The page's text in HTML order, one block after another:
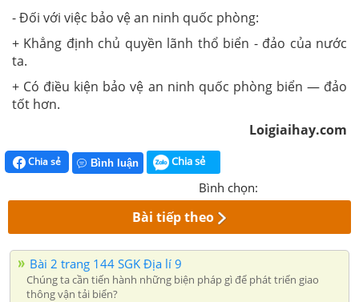
- Đối với việc bảo vệ an ninh quốc phòng:
+ Khẳng định chủ quyền lãnh thổ biển - đảo của nước
ta.
+ Có điều kiện bảo vệ an ninh quốc phòng biển — đảo
tốt hơn.
Loigiaihay.com
Chia sẻ Bình luận Chia sẻ
Bình chọn:
Bài tiếp theo
Bài 2 trang 144 SGK Địa lí 9
Chúng ta cần tiến hành những biện pháp gì để phát triển giao
thông vận tải biển?